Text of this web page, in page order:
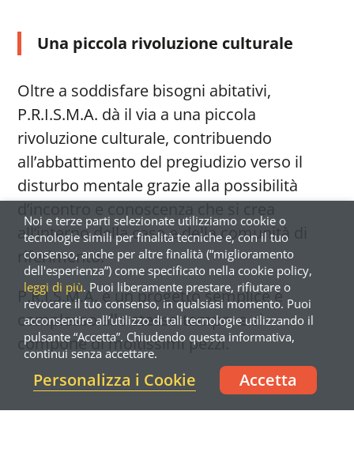
Una piccola rivoluzione culturale
Oltre a soddisfare bisogni abitativi,
P.R.I.S.M.A. dà il via a una piccola
rivoluzione culturale, contribuendo
all’abbattimento del pregiudizio verso il
disturbo mentale grazie alla possibilità
all’interno della casa e della comunità di
riferimento.
P.R.I.S.M.A. è un progetto semplice e
complesso allo stesso tempo, e si
compone di moltissimi pezzi.
Noi e terze parti selezionate utilizziamo cookie o
tecnologie simili per finalità tecniche e, con il tuo
consenso, anche per altre finalità (“miglioramento
dell'esperienza”) come specificato nella cookie policy,
leggi di più. Puoi liberamente prestare, rifiutare o
revocare il tuo consenso, in qualsiasi momento. Puoi
acconsentire all’utilizzo di tali tecnologie utilizzando il
pulsante “Accetta”. Chiudendo questa informativa,
continui senza accettare.
Personalizza i Cookie Accetta